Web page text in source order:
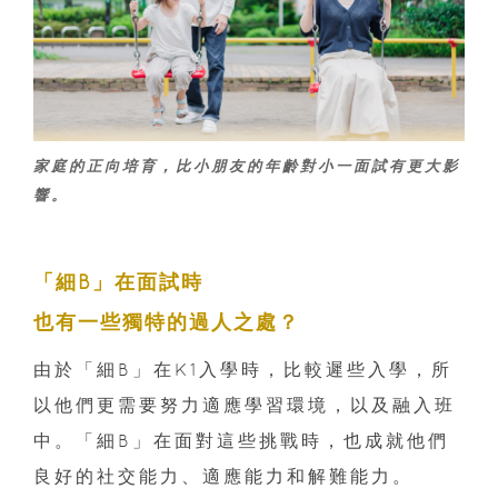
家庭的正向培育，比小朋友的年齡對小一面試有更大影
響。
「細B」在面試時
也有一些獨特的過人之處？
由於「細B」在K1入學時，比較遲些入學，所
以他們更需要努力適應學習環境，以及融入班
中。「細B」在面對這些挑戰時，也成就他們
良好的社交能力、適應能力和解難能力。